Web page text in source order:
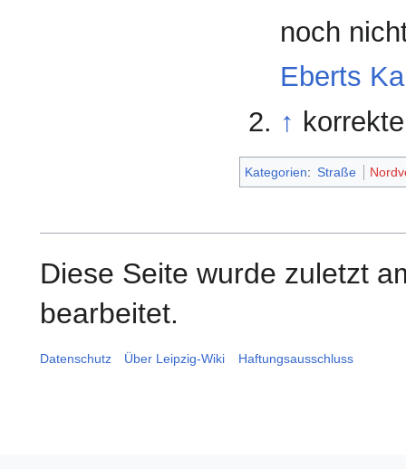
noch
Eberts
↑
Kategorien: Straße
Diese Seite wurde zuletzt
bearbeitet.
Datenschutz Über Leipzig-Wiki Haftungsausschluss